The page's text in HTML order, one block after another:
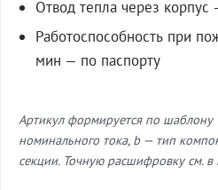
Отвод тепла через корпус
Работоспособность при
мин — по паспорту
Артикул формируется по шаблону
номинального тока, b — тип
секции. Точную расшифровку см. в